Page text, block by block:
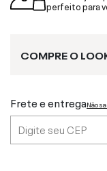
perfeito para
COMPRE O
Frete e entregaNão